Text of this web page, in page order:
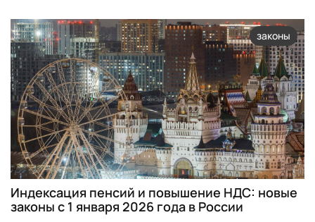
законы
Индексация пенсий и повышение НДС: новые
законы с 1 января 2026 года в России